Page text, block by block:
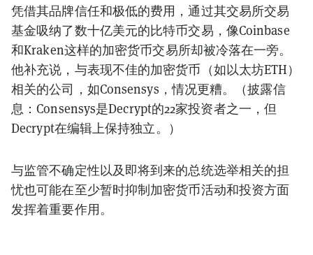
凭借其品牌信任和极低的费用，通过其交易所交易
基金吸纳了数十亿美元的比特币交易，像Coinbase
和Kraken这样的加密货币交易所却被冷落在一旁。
他补充说，与表现不佳的加密货币（如以太坊ETH）
相关的公司，如Consensys，情况更糟。（披露信
息：Consensys是Decrypt的22家投资者之一，但
Decrypt在编辑上保持独立。）
与监管不确定性以及即将到来的总统选举相关的担
忧也可能在至少暂时抑制加密货币活动和投资方面
发挥着重要作用。